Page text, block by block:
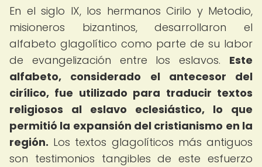
En el siglo IX, los hermanos Cirilo y Metodio,
misioneros bizantinos, desarrollaron el
alfabeto glagolítico como parte de su labor
de evangelización entre los eslavos. Este
alfabeto, considerado el antecesor del
cirílico, fue utilizado para traducir textos
religiosos al eslavo eclesiástico, lo que
permitió la expansión del cristianismo en la
región. Los textos glagolíticos más antiguos
son testimonios tangibles de este esfuerzo